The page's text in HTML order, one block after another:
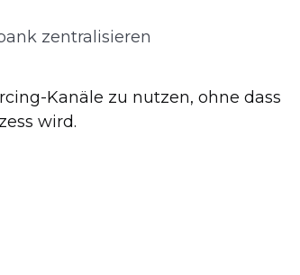
zentralisieren
Kanäle zu nutzen, ohne dass
wird.